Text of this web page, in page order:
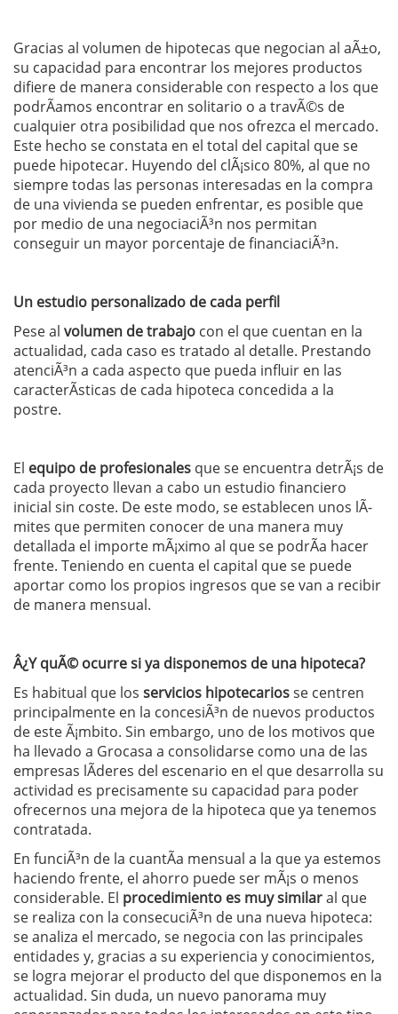
Gracias al volumen de hipotecas que negocian al aÃ±o,
su capacidad para encontrar los mejores productos
difiere de manera considerable con respecto a los que
podrÃ­amos encontrar en solitario o a travÃ©s de
cualquier otra posibilidad que nos ofrezca el mercado.
Este hecho se constata en el total del capital que se
puede hipotecar. Huyendo del clÃ¡sico 80%, al que no
siempre todas las personas interesadas en la compra
de una vivienda se pueden enfrentar, es posible que
por medio de una negociaciÃ³n nos permitan
conseguir un mayor porcentaje de financiaciÃ³n.
Un estudio personalizado de cada perfil
Pese al volumen de trabajo con el que cuentan en la
actualidad, cada caso es tratado al detalle. Prestando
atenciÃ³n a cada aspecto que pueda influir en las
caracterÃ­sticas de cada hipoteca concedida a la
postre.
El equipo de profesionales que se encuentra detrÃ¡s de
cada proyecto llevan a cabo un estudio financiero
inicial sin coste. De este modo, se establecen unos lÃ­
mites que permiten conocer de una manera muy
detallada el importe mÃ¡ximo al que se podrÃ­a hacer
frente. Teniendo en cuenta el capital que se puede
aportar como los propios ingresos que se van a recibir
de manera mensual.
Â¿Y quÃ© ocurre si ya disponemos de una hipoteca?
Es habitual que los servicios hipotecariosse centren
principalmente en la concesiÃ³n de nuevos productos
de este Ã¡mbito. Sin embargo, uno de los motivos que
ha llevado a Grocasa a consolidarse como una de las
empresas lÃ­deres del escenario en el que desarrolla su
actividad es precisamente su capacidad para poder
ofrecernos una mejora de la hipoteca que ya tenemos
contratada.
En funciÃ³n de la cuantÃ­a mensual a la que ya estemos
haciendo frente, el ahorro puede ser mÃ¡s o menos
considerable. El procedimiento es muy similaral que
se realiza con la consecuciÃ³n de una nueva hipoteca:
se analiza el mercado, se negocia con las principales
entidades y, gracias a su experiencia y conocimientos,
se logra mejorar el producto del que disponemos en la
actualidad. Sin duda, un nuevo panorama muy